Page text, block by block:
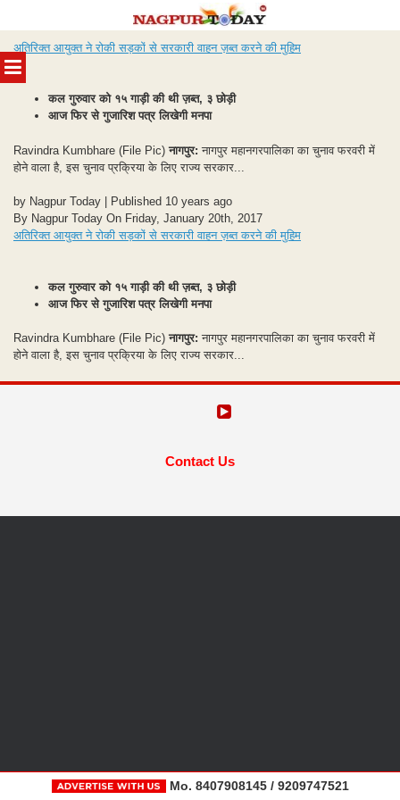
MENU
to
content
अतिरिक्त आयुक्त ने रोकी सड़कों से सरकारी वाहन ज़ब्त करने की मुहिम
कल गुरुवार को १५ गाड़ी की थी ज़ब्त, ३ छोड़ी
आज फिर से गुजारिश पत्र लिखेगी मनपा
Ravindra Kumbhare (File Pic)नागपुर: नागपुर महानगरपालिका का चुनाव फरवरी में
होने वाला है, इस चुनाव प्रक्रिया के लिए राज्य सरकार...
by Nagpur Today | Published 10 years ago
By Nagpur Today On Friday, January 20th, 2017
अतिरिक्त आयुक्त ने रोकी सड़कों से सरकारी वाहन ज़ब्त करने की मुहिम
कल गुरुवार को १५ गाड़ी की थी ज़ब्त, ३ छोड़ी
आज फिर से गुजारिश पत्र लिखेगी मनपा
Ravindra Kumbhare (File Pic)नागपुर: नागपुर महानगरपालिका का चुनाव फरवरी में
होने वाला है, इस चुनाव प्रक्रिया के लिए राज्य सरकार...
Contact Us
Mo. 8407908145 / 9209747521